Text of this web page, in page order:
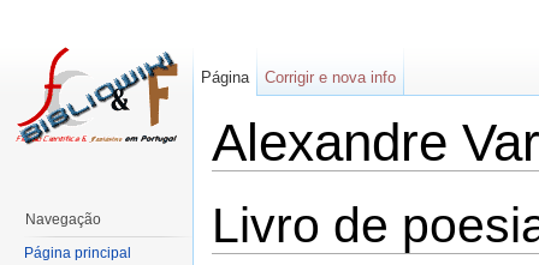
Alexandre
Livro de
Página Corrigir e nova info
Navegação
Página principal